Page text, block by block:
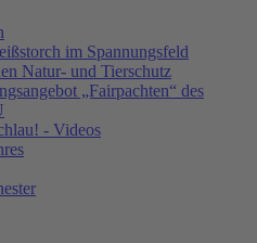
im Spannungsfeld
Natur- und Tierschutz
„Fairpachten“ des
- Videos